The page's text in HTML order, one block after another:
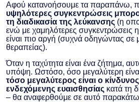
Αφού κατανοήσουμε τα παραπάνω,
υψηλότερες συγκεντρώσεις
τη διαδικασία της λεύκανσης (η
ενώ με χαμηλότερες συγκεντρώσεις
είναι πιο αργή (συχνά οδηγώντας σε
θεραπείας).
Όταν η ταχύτητα είναι ένα ζήτημα,
υπόψη. Ωστόσο, όσο μεγαλύτερη
τόσο μεγαλύτερος είναι ο
ενδεχόμενης ευαισθησίας κατά τη
– θα αναφερθούμε σε αυτό